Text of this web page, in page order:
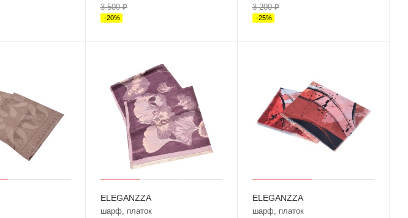
3 500₽
-20%
3 200₽
-25%
ELEGANZZA
шарф, платок
ELEGANZZA
шарф, платок